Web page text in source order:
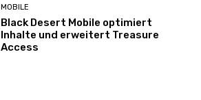
MOBILE
Black Desert Mobile optimiert
Inhalte und erweitert Treasure
Access